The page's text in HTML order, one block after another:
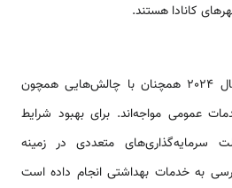
کانادا هستند.
در سال 2024 همچنان با چالش‌هایی همچون
عمومی مواجه‌اند. برای بهبود شرایط
سرمایه‌گذاری‌های متعددی در زمینه
به خدمات بهداشتی انجام داده است